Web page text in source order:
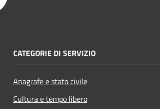
CATEGORIE DI SERVIZIO
Anagrafe e stato civile
Cultura e tempo libero